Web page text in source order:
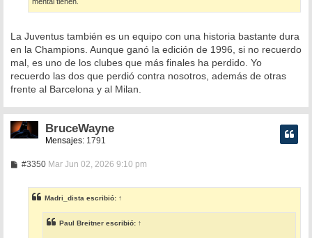
La Juventus también es un equipo con una historia bastante dura
en la Champions. Aunque ganó la edición de 1996, si no recuerdo
mal, es uno de los clubes que más finales ha perdido. Yo
recuerdo las dos que perdió contra nosotros, además de otras
frente al Barcelona y al Milan.
BruceWayne
Mensajes: 1791
#3350M
a
j
e
Mar Jun 02, 2026 9:10 pm
Madri_dista escribió: ↑
Paul Breitner escribió: ↑